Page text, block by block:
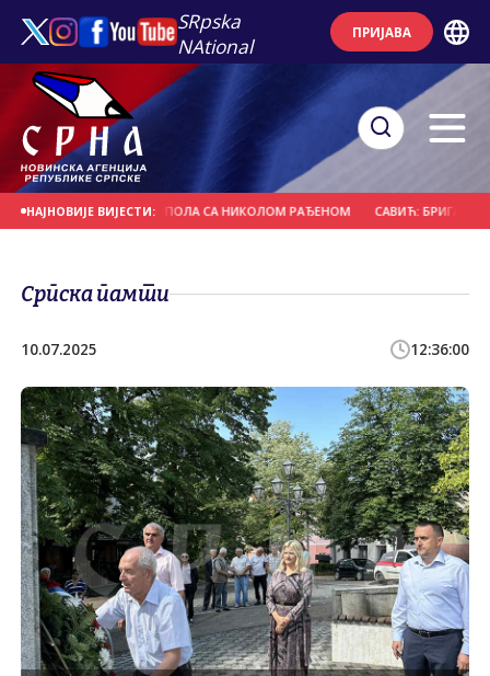
SRpska
NAtional
ПРИЈАВА
НАЈНОВИЈЕ ВИЈЕСТИ:
ПЛИВАЊА И ВАТЕРПОЛА СА НИКОЛОМ РАЂЕНОМ САВИЋ: БРИГА О
Српска памти
10.07.2025 12:36:00